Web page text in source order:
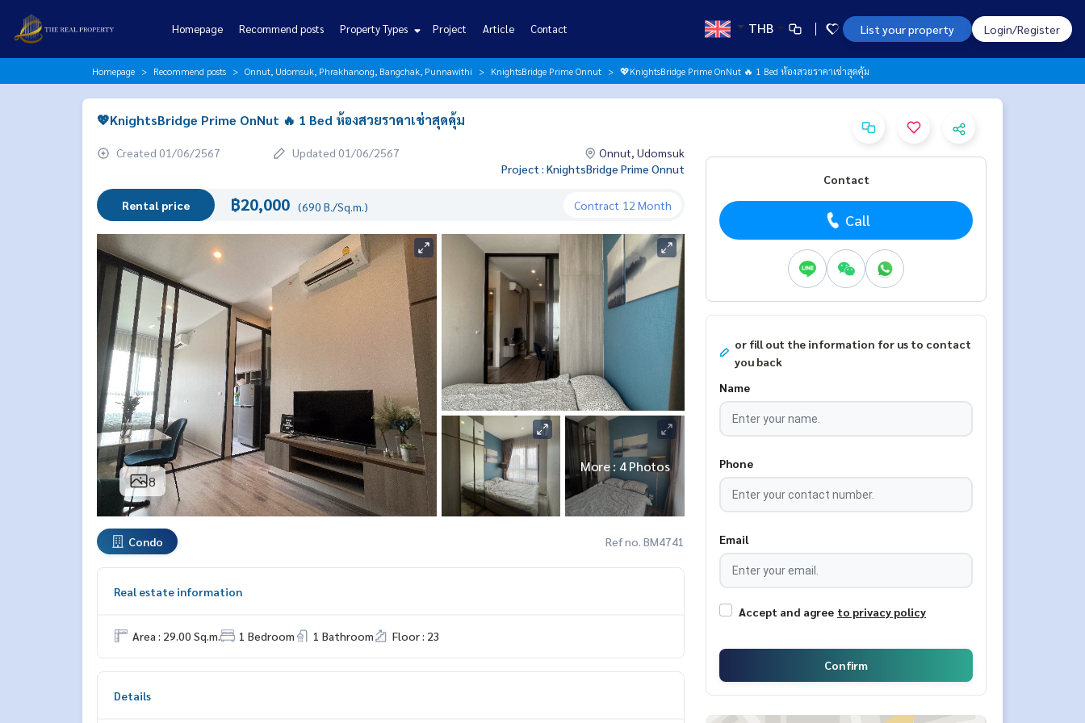
Homepage Recommend posts Property Types Project Article Contact THB List your property Login/Register
Homepage Recommend posts Onnut, Udomsuk, Phrakhanong, Bangchak, Punnawithi KnightsBridge Prime Onnut 💖KnightsBridge Prime OnNut 🔥 1 Bed ห้องสวยราคาเช่าสุดคุ้ม
💖KnightsBridge Prime OnNut 🔥 1 Bed ห้องสวยราคาเช่าสุดคุ้ม
Created 01/06/2567 Updated 01/06/2567
Onnut, Udomsuk
Project : KnightsBridge Prime Onnut
Rental price ฿20,000 (690 B./Sq.m.) Contract 12 Month
8
More : 4 Photos
Condo Ref no. BM4741
Real estate information
Area : 29.00 Sq.m. 1 Bedroom 1 Bathroom Floor : 23
Details
Contact
Call
or fill out the information for us to contact
you back
Name
Phone
Email
Accept and agree to privacy policy
Confirm